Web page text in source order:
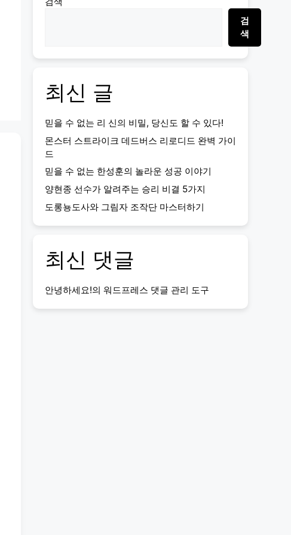
검
색
최신 글
믿을 수 없는 리 신의 비밀, 당신도 할 수 있다!
몬스터 스트라이크 데드버스 리로디드 완벽 가이
드
믿을 수 없는 한성훈의 놀라운 성공 이야기
양현종 선수가 알려주는 승리 비결 5가지
도롱뇽도사와 그림자 조작단 마스터하기
최신 댓글
안녕하세요!의 워드프레스 댓글 관리 도구